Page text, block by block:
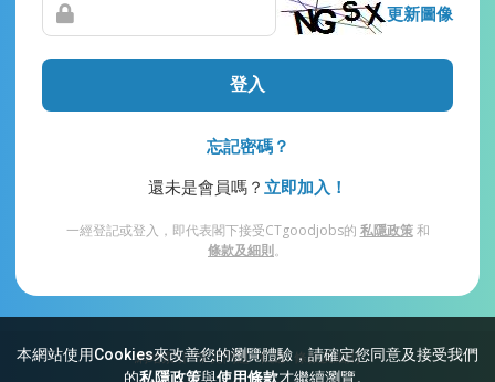
本網站使用Cookies來改善您的瀏覽體驗，請確定您同意及接受我們
的私隱政策與使用條款才繼續瀏覽。
更新圖像
登入
忘記密碼？
還未是會員嗎？ 立即加入！
一經登記或登入，即代表閣下接受CTgoodjobs的 私隱政策和
條款及細則。
網站索引 常見問題 私隱 條款及細則